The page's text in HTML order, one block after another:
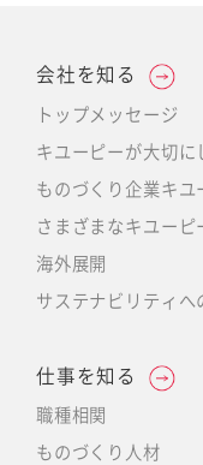
会社を知る
トップメッセージ
キユーピーが大切に
ものづくり企業キユ
さまざまなキユーピ
海外展開
サステナビリティへ
仕事を知る
職種相関
ものづくり人材